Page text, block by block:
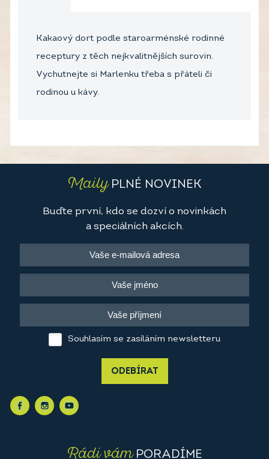
Kakaový dort podle staroarménské rodinné
receptury z těch nejkvalitnějších surovin.
Vychutnejte si Marlenku třeba s přáteli či
rodinou u kávy.
MailyPLNÉ NOVINEK
Buďte první, kdo se dozví o novinkách
a speciálních akcích.
Souhlasím se zasíláním newsletteru
ODEBÍRAT
Rádi vámPORADÍME